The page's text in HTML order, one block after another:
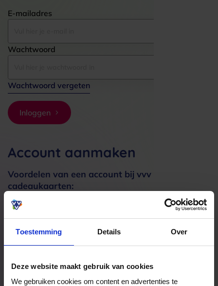
Toestemming Details Over
Deze website maakt gebruik van cookies
We gebruiken cookies om content en advertenties te
E-mailadres
Wachtwoord
Wachtwoord vergeten
Inloggen
Account aanmaken
Voordelen van een account bij vvv
cadeaukaarten:
Meerdere adressen registreren
Een bestelling volgen
Nog veel meer...